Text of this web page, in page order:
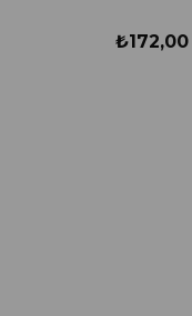
₺172,00